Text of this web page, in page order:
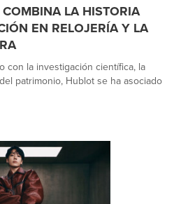
LA HISTORIA
EN RELOJERÍA Y LA
con la investigación científica, la
patrimonio, Hublot se ha asociado